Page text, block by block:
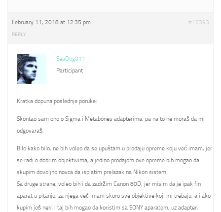
February 11, 2018 at 12:35 pm #12393
REPLY
SeaDog011
Participant
Kratka dopuna poslednje poruke:
Skontao sam ono o Sigma i Metabones adapterima, pa na to ne moraš da mi
odgovaraš.
Bilo kako bilo, ne bih voleo da se upuštam u prodaju opreme koju već imam, jer
se radi o dobrim objektivima, a jedino prodajom ove opreme bih mogao da
skupim dovoljno novca da isplatim prelazak na Nikon sistem.
Sa druge strane, voleo bih i da zadržim Canon 80D, jer misim da je ipak fin
aparat u pitanju, za njega već imam skoro sve objektive koji mi trebaju, a i ako
kupim još neki i taj bih mogao da koristim sa SONY aparatom, uz adapter,